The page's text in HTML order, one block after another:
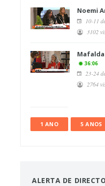
Noemi
10-11
3102
36:06
23-24
2764
1 ANO 5 ANOS
ALERTA DE